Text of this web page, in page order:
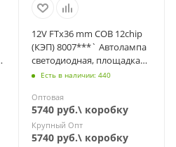
12V FTх36 mm COB 12chip
(КЭП) 8007***` Автолампа
светодиодная, площадка
(АС12-5,-10; C5W,-10 SV8.5)
Есть в наличии: 440
Оптовая
5740 руб.\ коробку
Крупный Опт
5740 руб.\ коробку